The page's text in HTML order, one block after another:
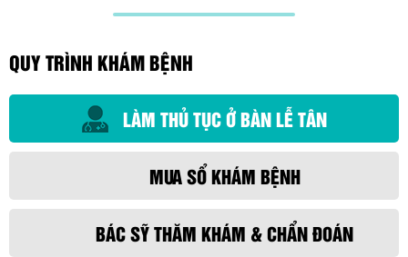
QUY TRÌNH KHÁM BỆNH
LÀM THỦ TỤC Ở BÀN LỄ TÂN
MUA SỔ KHÁM BỆNH
BÁC SỸ THĂM KHÁM & CHẨN ĐOÁN